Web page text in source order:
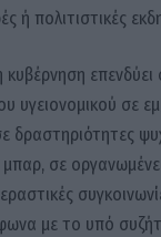
ή πολιτιστικές
υγειονομικού σε
δραστηριότητες
σε
με το υπό